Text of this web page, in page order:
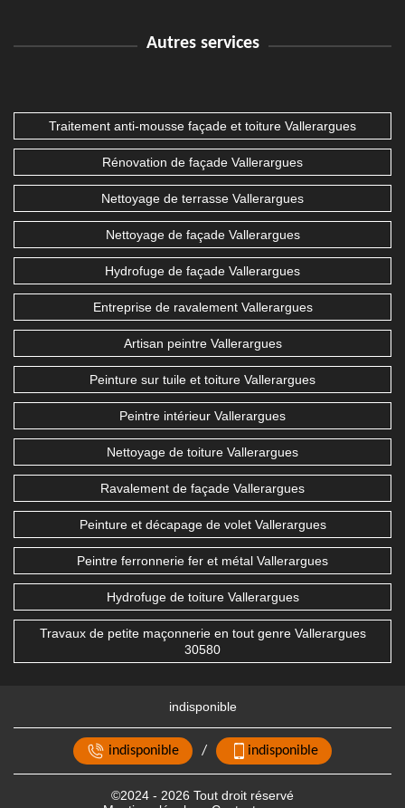
Autres services
Traitement anti-mousse façade et toiture Vallerargues
Rénovation de façade Vallerargues
Nettoyage de terrasse Vallerargues
Nettoyage de façade Vallerargues
Hydrofuge de façade Vallerargues
Entreprise de ravalement Vallerargues
Artisan peintre Vallerargues
Peinture sur tuile et toiture Vallerargues
Peintre intérieur Vallerargues
Nettoyage de toiture Vallerargues
Ravalement de façade Vallerargues
Peinture et décapage de volet Vallerargues
Peintre ferronnerie fer et métal Vallerargues
Hydrofuge de toiture Vallerargues
Travaux de petite maçonnerie en tout genre Vallerargues
30580
indisponible
indisponible / indisponible
©2024 - 2026 Tout droit réservé